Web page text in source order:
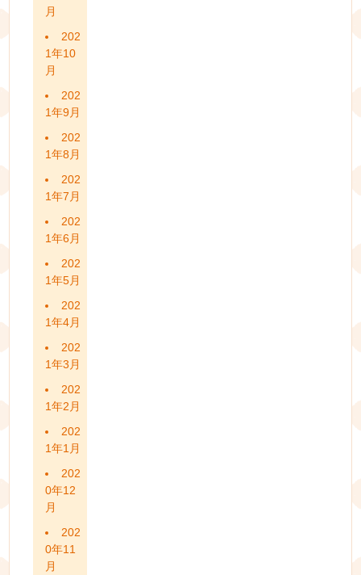
月
202
1年10
月
202
1年9月
202
1年8月
202
1年7月
202
1年6月
202
1年5月
202
1年4月
202
1年3月
202
1年2月
202
1年1月
202
0年12
月
202
0年11
月